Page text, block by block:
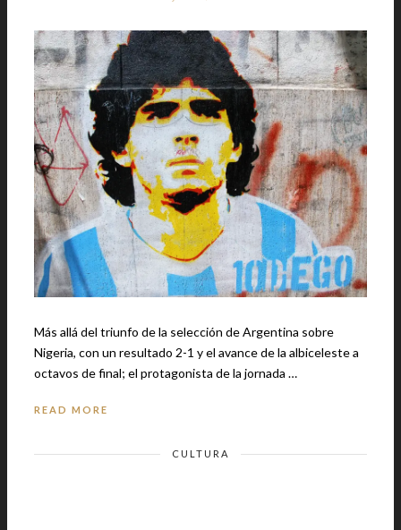
Más allá del triunfo de la selección de Argentina sobre
Nigeria, con un resultado 2-1 y el avance de la albiceleste a
octavos de final; el protagonista de la jornada …
READ MORE
CULTURA